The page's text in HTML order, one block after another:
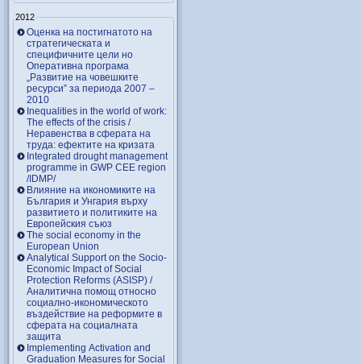
2012
Оценка на постигнатото на
стратегическата и
специфичните цели но
Оперативна програма
„Развитие на човешките
ресурси” за периода 2007 –
2010
Inequalities in the world of work:
The effects of the crisis /
Неравенства в сферата на
труда: ефектите на кризата
Integrated drought management
programme in GWP CEE region
/IDMP/
Влияние на икономиките на
България и Унгария върху
развитието и политиките на
Европейския съюз
The social economy in the
European Union
Analytical Support on the Socio-
Economic Impact of Social
Protection Reforms (ASISP) /
Аналитична помощ относно
социално-икономическото
въздействие на реформите в
сферата на социалната
защита
Implementing Activation and
Graduation Measures for Social